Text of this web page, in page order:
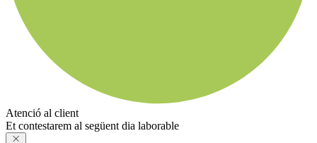
Atenció al client
Et contestarem al següent dia laborable